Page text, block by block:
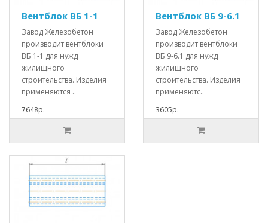
Вентблок ВБ 1-1
Завод Железобетон
производит вентблоки
ВБ 1-1 для нужд
жилищного
строительства. Изделия
применяются ..
7648р.
Вентблок ВБ 9-6.1
Завод Железобетон
производит вентблоки
ВБ 9-6.1 для нужд
жилищного
строительства. Изделия
применяютс..
3605р.